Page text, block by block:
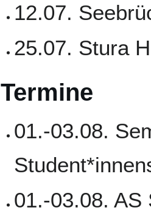
12.07.
25.07. Stura
Termine
01.-03.08.
01.-03.08.